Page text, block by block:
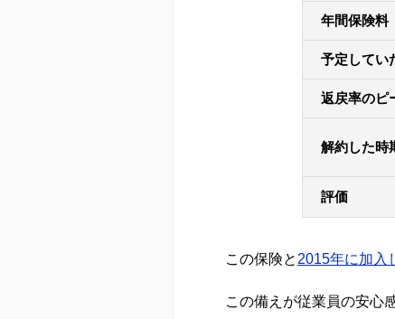
年間保険料
予定してい
返戻率のピ
解約した時
評価
この保険と 2015年に加入
この備えが従業員の安心